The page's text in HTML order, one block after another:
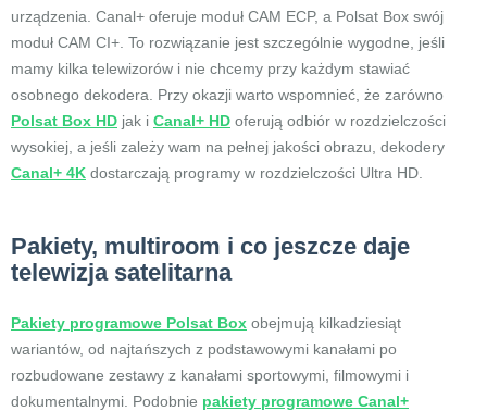
urządzenia. Canal+ oferuje moduł CAM ECP, a Polsat Box swój
moduł CAM CI+. To rozwiązanie jest szczególnie wygodne, jeśli
mamy kilka telewizorów i nie chcemy przy każdym stawiać
osobnego dekodera. Przy okazji warto wspomnieć, że zarówno
Polsat Box HD jak i Canal+ HD oferują odbiór w rozdzielczości
wysokiej, a jeśli zależy wam na pełnej jakości obrazu, dekodery
Canal+ 4K dostarczają programy w rozdzielczości Ultra HD.
Pakiety, multiroom i co jeszcze daje
telewizja satelitarna
Pakiety programowe Polsat Box obejmują kilkadziesiąt
wariantów, od najtańszych z podstawowymi kanałami po
rozbudowane zestawy z kanałami sportowymi, filmowymi i
dokumentalnymi. Podobnie pakiety programowe Canal+